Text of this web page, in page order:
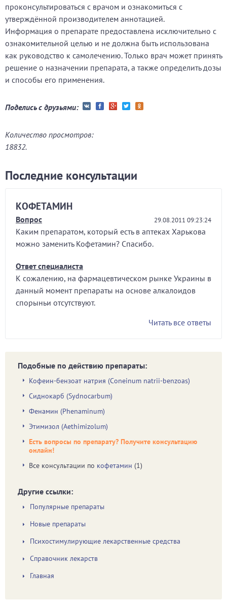
проконсультироваться с врачом и ознакомиться с
утверждённой производителем аннотацией.
Информация о препарате предоставлена исключительно с
ознакомительной целью и не должна быть использована
как руководство к самолечению. Только врач может принять
решение о назначении препарата, а также определить дозы
и способы его применения.
Поделись с друзьями:
Количество просмотров:
18832.
Последние консультации
КОФЕТАМИН
Вопрос 29.08.2011 09:23:24
Каким препаратом, который есть в аптеках Харькова
можно заменить Кофетамин? Спасибо.
Ответ специалиста
К сожалению, на фармацевтическом рынке Украины в
данный момент препараты на основе алкалоидов
спорыньи отсутствуют.
Читать все ответы
Подобные по действию препараты:
Кофеин-бензоат натрия (Coneinum natrii-benzoas)
Сиднокарб (Sydnocarbum)
Фенамин (Phenaminum)
Этимизол (Aethimizolum)
Есть вопросы по препарату? Получите консультацию
онлайн!
Все консультации по кофетамин (1)
Другие ссылки:
Популярные препараты
Новые препараты
Психостимулирующие лекарственные средства
Справочник лекарств
Главная